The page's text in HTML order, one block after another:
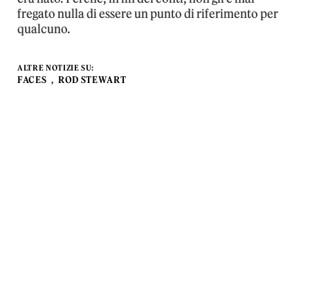
fregato nulla di essere un punto di riferimento per
qualcuno.
ALTRE NOTIZIE SU:
FACES ROD STEWART